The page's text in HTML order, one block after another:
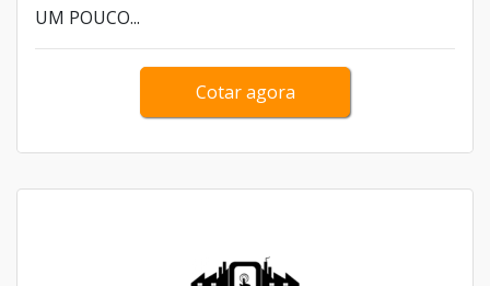
custo-benefício com produtos de fabricação própria.
UM POUCO...
Cotar agora